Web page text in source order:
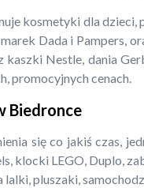
kosmetyki dla dzieci,
Dada i Pampers,
kaszki Nestle, dania
promocyjnych cenach.
Biedronce
się co jakiś czas,
klocki LEGO, Duplo,
lalki, pluszaki,